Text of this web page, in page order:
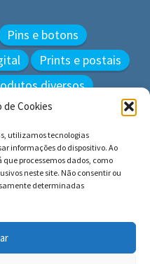
Cookies
utilizamos tecnologias
informações do dispositivo. Ao
processemos dados, como
neste site. Não consentir ou
determinadas
Pins e botons
Prints e postais
diversos
reservados.
Adote e cuide dos